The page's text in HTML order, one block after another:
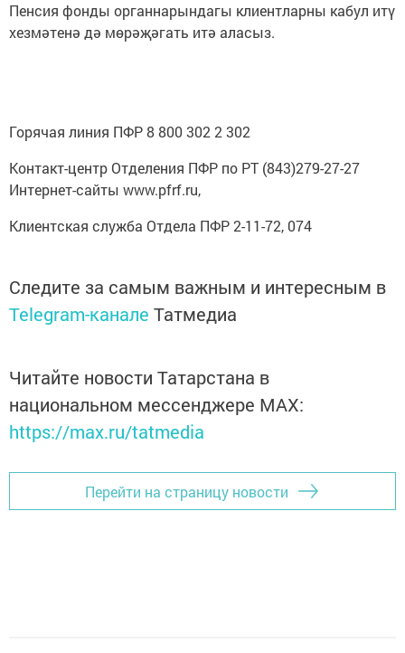
Пенсия фонды органнарындагы клиентларны кабул итү
хезмәтенә дә мөрәҗәгать итә аласыз.
Горячая линия ПФР 8 800 302 2 302
Контакт-центр Отделения ПФР по РТ (843)279-27-27
Интернет-сайты www.pfrf.ru,
Клиентская служба Отдела ПФР 2-11-72, 074
Следите за самым важным и интересным в
Telegram-канале Татмедиа
Читайте новости Татарстана в
национальном мессенджере MАХ:
https://max.ru/tatmedia
Перейти на страницу новости